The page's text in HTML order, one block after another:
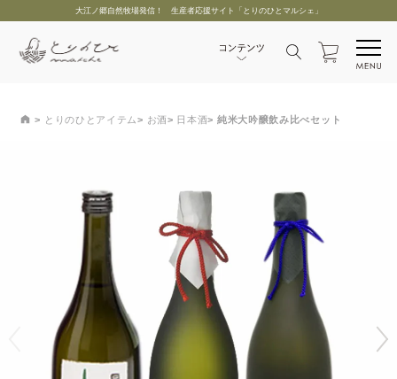
大江ノ郷自然牧場発信！ 生産者応援サイト「とりのひとマルシェ」
とりのひとアイテム お酒 日本酒 純米大吟醸飲み比べセット